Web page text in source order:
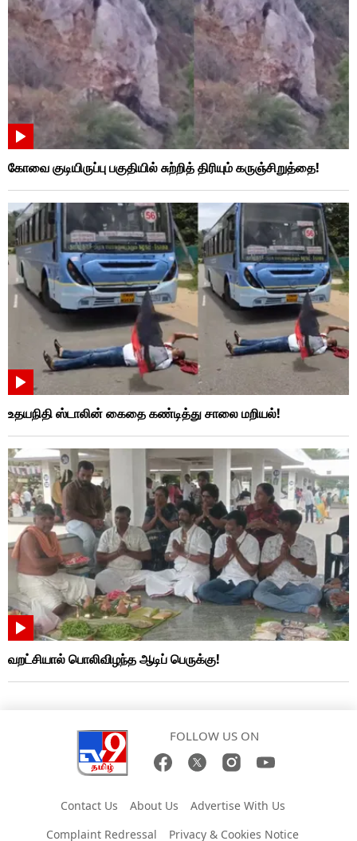
கோவை குடியிருப்பு பகுதியில் சுற்றித் திரியும் கருஞ்சிறுத்தை!
உதயநிதி ஸ்டாலின் கைதை கண்டித்து சாலை மறியல்!
வறட்சியால் பொலிவிழந்த ஆடிப் பெருக்கு!
FOLLOW US ON
Contact Us About Us
Advertise With Us
Complaint Redressal
Privacy & Cookies Notice